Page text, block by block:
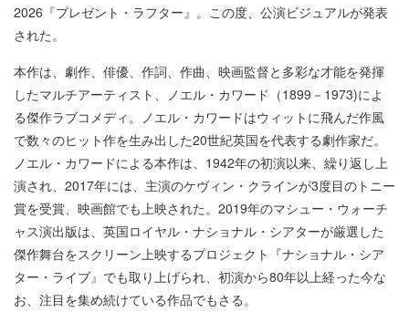
2026『プレゼント・ラフター』。この度、公演ビジュアルが発表
された。
本作は、劇作、俳優、作詞、作曲、映画監督と多彩な才能を発揮
したマルチアーティスト、ノエル・カワード（1899－1973)によ
る傑作ラブコメディ。ノエル・カワードはウィットに飛んだ作風
で数々のヒット作を生み出した20世紀英国を代表する劇作家だ。
ノエル・カワードによる本作は、1942年の初演以来、繰り返し上
演され、2017年には、主演のケヴィン・クラインが3度目のトニー
賞を受賞、映画館でも上映された。2019年のマシュー・ウォーチ
ャス演出版は、英国ロイヤル・ナショナル・シアターが厳選した
傑作舞台をスクリーン上映するプロジェクト『ナショナル・シア
ター・ライブ』でも取り上げられ、初演から80年以上経った今な
お、注目を集め続けている作品でもさる。